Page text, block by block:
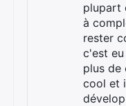
plupart
à
rester
c'est
plus de
cool et